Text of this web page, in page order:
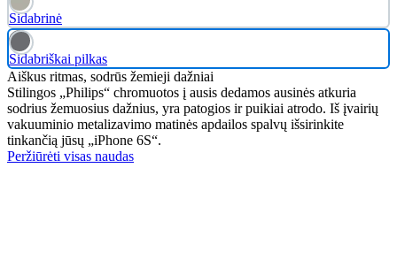
Sidabrinė
Sidabriškai pilkas
Aiškus ritmas, sodrūs žemieji dažniai
Stilingos „Philips“ chromuotos į ausis dedamos ausinės atkuria
sodrius žemuosius dažnius, yra patogios ir puikiai atrodo. Iš įvairių
vakuuminio metalizavimo matinės apdailos spalvų išsirinkite
tinkančią jūsų „iPhone 6S“.
Peržiūrėti visas naudas